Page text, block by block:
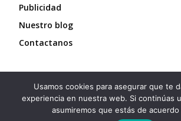
Publicidad
Nuestro blog
Contactanos
©2026 Diario La Protesta.es-
reservados
Usamos cookies para asegurar que te
experiencia en nuestra web. Si continúas
asumiremos que estás de